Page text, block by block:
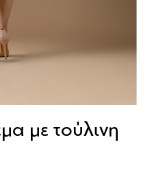
με τούλινη